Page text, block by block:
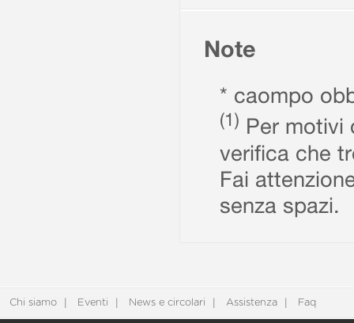
Note
* caompo
(1) Per motivi
verifica che
Fai
senza spazi.
Chi siamo Eventi News e circolari Assistenza Faq